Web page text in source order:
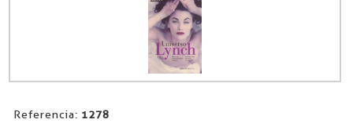
Referencia: 1278